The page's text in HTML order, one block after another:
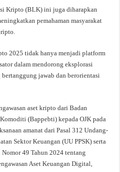
Kripto (BLK) ini juga diharapkan
pemahaman masyarakat
2025 tidak hanya menjadi platform
dalam mendorong eksplorasi
jawab dan berorientasi
aset kripto dari Badan
(Bappebti) kepada OJK pada
amanat dari Pasal 312 Undang-
Sektor Keuangan (UU PPSK) serta
Nomor 49 Tahun 2024 tentang
Aset Keuangan Digital,